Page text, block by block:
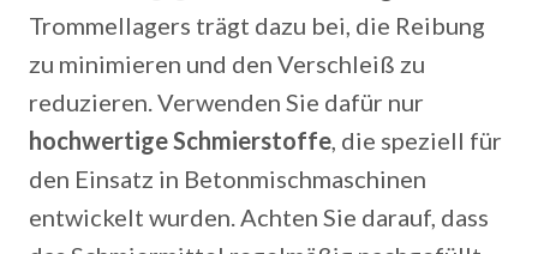
Trommellagers trägt dazu bei, die Reibung
zu minimieren und den Verschleiß zu
reduzieren. Verwenden Sie dafür nur
hochwertige Schmierstoffe, die speziell für
den Einsatz in Betonmischmaschinen
entwickelt wurden. Achten Sie darauf, dass